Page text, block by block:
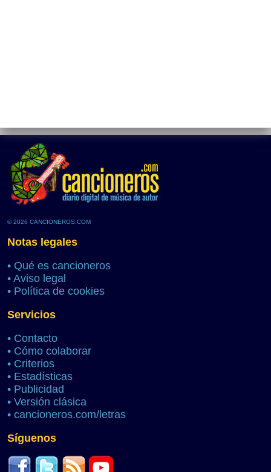
© 2026 CANCIONEROS.COM
Notas legales
• Qué es cancioneros
• Aviso legal
• Política de cookies
Servicios
• Contacto
• Cómo colaborar
• Criterios
• Estadísticas
• Publicidad
• Versión clásica
• cancioneros.com/letras
Síguenos